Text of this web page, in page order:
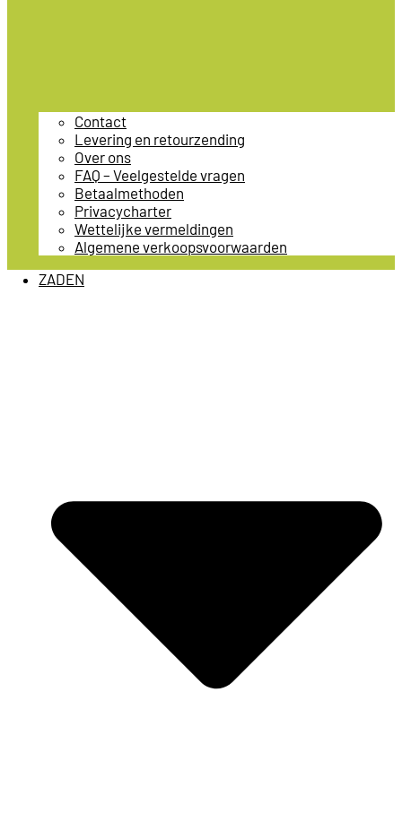
Contact
Levering en retourzending
Over ons
FAQ – Veelgestelde vragen
Betaalmethoden
Privacycharter
Wettelijke vermeldingen
Algemene verkoopsvoorwaarden
ZADEN